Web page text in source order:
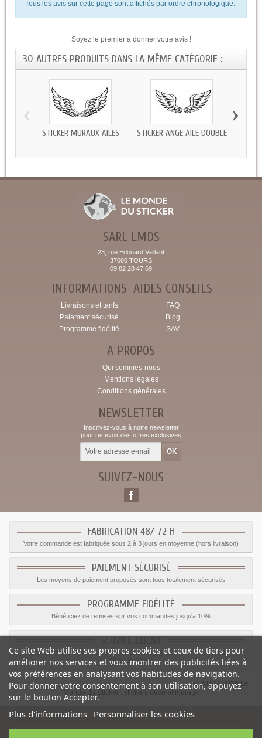
Tous les avis sur cette page sont affichés par ordre chronologique.
Soyez le premier à donner votre avis !
30 AUTRES PRODUITS DANS LA MÊME CATÉGORIE :
STICKER MURAUX AILES STICKER ANGE AILE DOUBLE
‹ ›
SARL LMDS
23, rue Edouard Vaillant
37000 TOURS
09 82 28 47 69
INFORMATIONS
Livraisons et tarifs
Paiement sécurisé
Programme fidélité
AIDES CONSEILS
FAQ
Blog
SAV
A PROPOS
Qui sommes-nous
Mentions légales
Conditions générales
NEWSLETTER
Inscrivez-vous à notre newsletter
pour recevoir des offres exclusives
SUIVEZ-NOUS
FABRICATION 48/ 72 H
Votre commande est fabriquée sous 2 à 3 jours en moyenne (hors livraison)
PAIEMENT SÉCURISÉ
Les moyens de paiement proposés sont tous totalement sécurisés
PROGRAMME FIDÉLITÉ
Bénéficiez de remises sur vos commandes jusqu'a 10%
Le service client est a votre disposition du lundi au vendredi de 8h à 17h
09.82.28.47.69.
© 2012 - 2026 Le
Monde du Sticker :
stickers déco et muraux
Ce site Web utilise ses propres cookies et ceux de tiers pour
améliorer nos services et vous montrer des publicités liées à
vos préférences en analysant vos habitudes de navigation.
Pour donner votre consentement à son utilisation, appuyez
sur le bouton Accepter.
Plus d'informations Personnaliser les cookies